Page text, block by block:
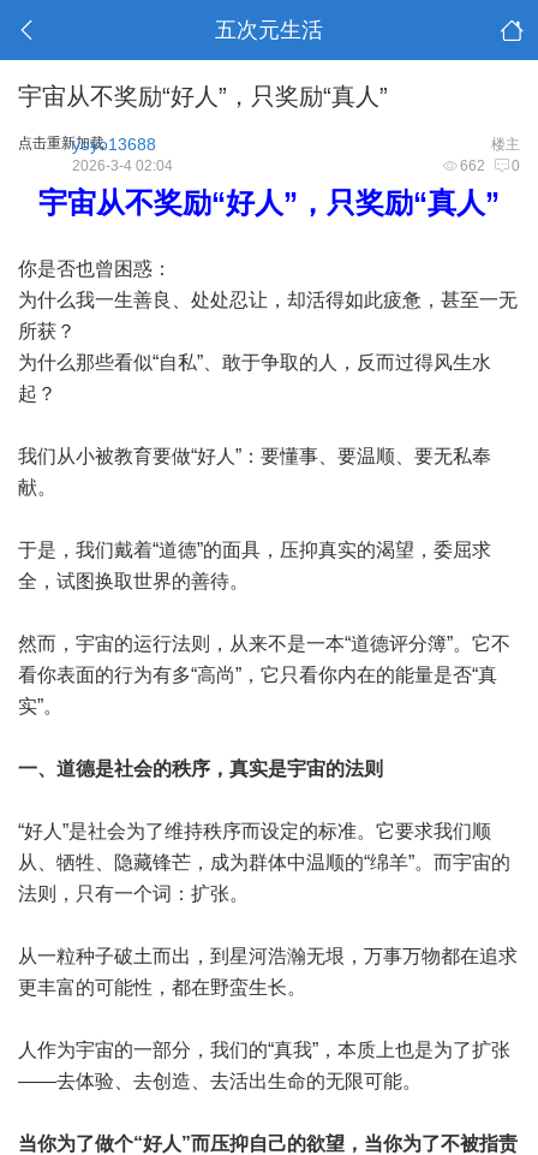
五次元生活
宇宙从不奖励“好人”，只奖励“真人”
点击重新加载 楼主
yoyo13688
662 0
2026-3-4 02:04
宇宙从不奖励“好人”，只奖励“真人”
你是否也曾困惑：
为什么我一生善良、处处忍让，却活得如此疲惫，甚至一无
所获？
为什么那些看似“自私”、敢于争取的人，反而过得风生水
起？
我们从小被教育要做“好人”：要懂事、要温顺、要无私奉
献。
于是，我们戴着“道德”的面具，压抑真实的渴望，委屈求
全，试图换取世界的善待。
然而，宇宙的运行法则，从来不是一本“道德评分簿”。它不
看你表面的行为有多“高尚”，它只看你内在的能量是否“真
实”。
一、道德是社会的秩序，真实是宇宙的法则
“好人”是社会为了维持秩序而设定的标准。它要求我们顺
从、牺牲、隐藏锋芒，成为群体中温顺的“绵羊”。而宇宙的
法则，只有一个词：扩张。
从一粒种子破土而出，到星河浩瀚无垠，万事万物都在追求
更丰富的可能性，都在野蛮生长。
人作为宇宙的一部分，我们的“真我”，本质上也是为了扩张
——去体验、去创造、去活出生命的无限可能。
当你为了做个“好人”而压抑自己的欲望，当你为了不被指责